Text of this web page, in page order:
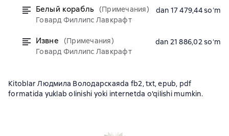
Белый корабль
(Примечания)
Говард Филлипс Лавкрафт
dan 17 479,44 soʻm
Извне
(Примечания)
Говард Филлипс Лавкрафт
dan 21 886,02 soʻm
Kitoblar Людмила Володарскаяda fb2, txt, epub, pdf
formatida yuklab olinishi yoki internetda o'qilishi mumkin.